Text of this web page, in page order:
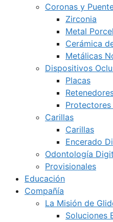
Coronas y
Zirconia
Metal
Cerámica
Metálicas
Dispositivos
Placas
Carillas
Carillas
Encerado
Odontología
Provisionales
Educación
Compañía
La Misión de
Soluciones